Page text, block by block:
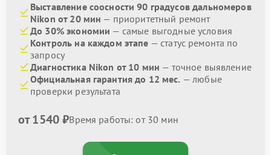
Выставление соосности 90 градусов дальномеров
Nikon от 20 мин — приоритетный ремонт
До 30% экономии — самые выгодные условия
Контроль на каждом этапе — статус ремонта по
запросу
Диагностика Nikon от 10 мин — точное выявление
Официальная гарантия до 12 мес. — любые
проверки результата
от 1540 ₽Время работы: от 30 мин